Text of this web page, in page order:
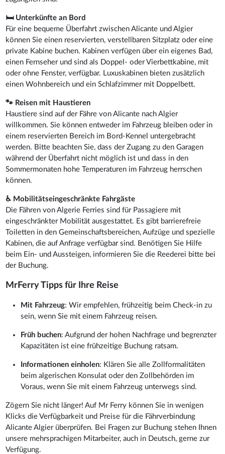
🛏 Unterkünfte an Bord
Für eine bequeme Überfahrt zwischen Alicante und Algier
können Sie einen reservierten, verstellbaren Sitzplatz oder eine
private Kabine buchen. Kabinen verfügen über ein eigenes Bad,
einen Fernseher und sind als Doppel- oder Vierbettkabine, mit
oder ohne Fenster, verfügbar. Luxuskabinen bieten zusätzlich
einen Wohnbereich und ein Schlafzimmer mit Doppelbett.
🐾 Reisen mit Haustieren
Haustiere sind auf der Fähre von Alicante nach Algier
willkommen. Sie können entweder im Fahrzeug bleiben oder in
einem reservierten Bereich im Bord-Kennel untergebracht
werden. Bitte beachten Sie, dass der Zugang zu den Garagen
während der Überfahrt nicht möglich ist und dass in den
Sommermonaten hohe Temperaturen im Fahrzeug herrschen
können.
♿ Mobilitätseingeschränkte Fahrgäste
Die Fähren von Algerie Ferries sind für Passagiere mit
eingeschränkter Mobilität ausgestattet. Es gibt barrierefreie
Toiletten in den Gemeinschaftsbereichen, Aufzüge und spezielle
Kabinen, die auf Anfrage verfügbar sind. Benötigen Sie Hilfe
beim Ein- und Aussteigen, informieren Sie die Reederei bitte bei
der Buchung.
MrFerry Tipps für Ihre Reise
Mit Fahrzeug: Wir empfehlen, frühzeitig beim Check-in zu
sein, wenn Sie mit einem Fahrzeug reisen.
Früh buchen: Aufgrund der hohen Nachfrage und begrenzter
Kapazitäten ist eine frühzeitige Buchung ratsam.
Informationen einholen: Klären Sie alle Zollformalitäten
beim algerischen Konsulat oder den Zollbehörden im
Voraus, wenn Sie mit einem Fahrzeug unterwegs sind.
Zögern Sie nicht länger! Auf Mr Ferry können Sie in wenigen
Klicks die Verfügbarkeit und Preise für die Fährverbindung
Alicante Algier überprüfen. Bei Fragen zur Buchung stehen Ihnen
unsere mehrsprachigen Mitarbeiter, auch in Deutsch, gerne zur
Verfügung.